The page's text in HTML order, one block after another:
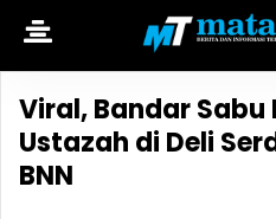
Viral, Bandar Sabu
Ustazah di Deli
BNN